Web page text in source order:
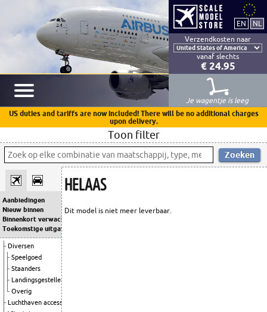
Verzendkosten naar
vanaf slechts
€ 24.95
Je wagentje is leeg
US duties and tariffs are now included! There will be no additional charges
upon delivery.
Toon filter
Aanbiedingen
Nieuw binnen
Binnenkort verwacht
Toekomstige uitgaven
Diversen
Speelgoed
Staanders
Landingsgestellen
Overig
Luchthaven accessoires
HELAAS
Dit model is niet meer leverbaar.